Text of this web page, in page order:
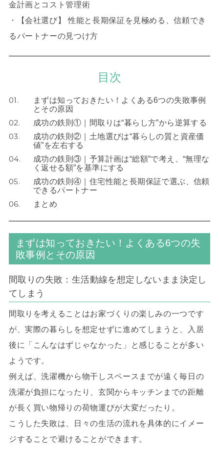
金計画とコスト管理術
・【会社選び】 性能と長期保証を見極める、信頼でき
るパートナーの見つけ方
目次
01.
まずは知っておきたい！よくある6つの失敗事例
とその原因
02. 成功の鉄則①｜間取りは“暮らし方”から逆算する
03.
成功の鉄則②｜土地選びは“暮らしの質と資産価
値”を左右する
04.
成功の鉄則③｜予算計画は“総額”で考え、“無理な
く返せる額”を基準にする
05.
成功の鉄則④｜住宅性能と長期保証で選ぶ、信頼
できるパートナー
06. まとめ
まずは知っておきたい！よくある6つの失
敗事例とその原因
間取りの失敗：生活動線を想定しないまま決定し
てしまう
間取りを考えることはお家づくりの楽しみの一つです
が、実際の暮らしを想定せずに進めてしまうと、入居
後に「こんなはずじゃなかった」と感じることが多い
ようです。
例えば、洗濯機から物干しスペースまでが遠く毎日の
洗濯が負担になったり、玄関からキッチンまでの距離
が長く買い物帰りの荷物運びが大変だったり。
こうした失敗は、日々の生活の流れを具体的にイメー
ジすることで避けることができます。